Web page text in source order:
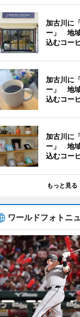
加古川に
ー」 地
込むコー
加古川に
ー」 地
込むコー
加古川に
ー」 地
込むコー
もっと見る
ワールドフォトニ